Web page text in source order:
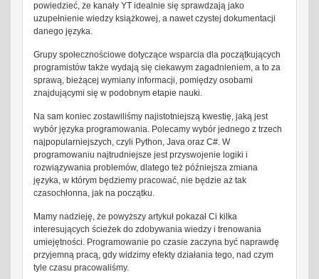
powiedzieć, że kanały YT idealnie się sprawdzają jako
uzupełnienie wiedzy książkowej, a nawet czystej dokumentacji
danego języka.
Grupy społecznościowe dotyczące wsparcia dla początkujących
programistów także wydają się ciekawym zagadnieniem, a to za
sprawą, bieżącej wymiany informacji, pomiędzy osobami
znajdującymi się w podobnym etapie nauki.
Na sam koniec zostawiliśmy najistotniejszą kwestię, jaką jest
wybór języka programowania. Polecamy wybór jednego z trzech
najpopularniejszych, czyli Python, Java oraz C#. W
programowaniu najtrudniejsze jest przyswojenie logiki i
rozwiązywania problemów, dlatego też późniejsza zmiana
języka, w którym będziemy pracować, nie będzie aż tak
czasochłonna, jak na początku.
Mamy nadzieję, że powyższy artykuł pokazał Ci kilka
interesujących ścieżek do zdobywania wiedzy i trenowania
umiejętności. Programowanie po czasie zaczyna być naprawdę
przyjemną pracą, gdy widzimy efekty działania tego, nad czym
tyle czasu pracowaliśmy.